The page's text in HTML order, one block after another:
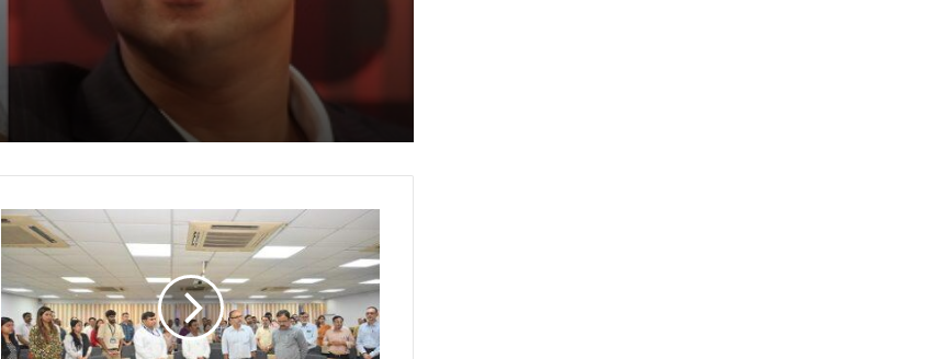
रूस ने यूक्रेन की राजधानी कीव समेत कई शहरों को
दहलाया, मिसाइलों से किया हमला, जेलेंस्की ने पहले
ही जताया था डर
‘कोई तय नहीं करेगा कि अमेरिका क्या बेचेगा’, F-35
सऊदी से न्यूक्लियर डील पर ट्रंप की नई शर्त, बोले-
पहले इजरायल से रिश्ते सुधारो, तभी मिलेगी मंजूरी…
होर्मुज को लेकर बढ़ी तकरार, ईरान का कंट्रोल नहीं
पद्म
विभूषण
बाई
भिलाई